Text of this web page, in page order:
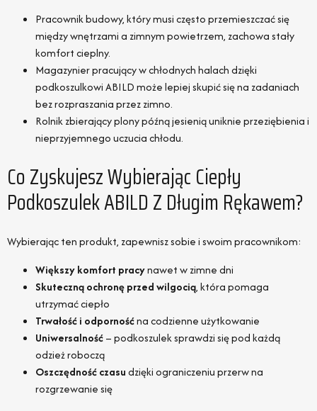
Pracownik budowy, który musi często przemieszczać się
między wnętrzami a zimnym powietrzem, zachowa stały
komfort cieplny.
Magazynier pracujący w chłodnych halach dzięki
podkoszulkowi ABILD może lepiej skupić się na zadaniach
bez rozpraszania przez zimno.
Rolnik zbierający plony późną jesienią uniknie przeziębienia i
nieprzyjemnego uczucia chłodu.
Co Zyskujesz Wybierając Ciepły
Podkoszulek ABILD Z Długim Rękawem?
Wybierając ten produkt, zapewnisz sobie i swoim pracownikom:
Większy komfort pracynawet w zimne dni
Skuteczną ochronę przed wilgocią, która pomaga
utrzymać ciepło
Trwałość i odpornośćna codzienne użytkowanie
Uniwersalność– podkoszulek sprawdzi się pod każdą
odzież roboczą
Oszczędność czasudzięki ograniczeniu przerw na
rozgrzewanie się